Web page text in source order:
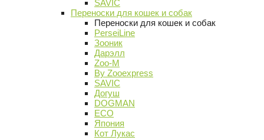
SAVIC
Переноски для кошек и собак
Переноски для кошек и собак
PerseiLine
Зооник
Дарэлл
Zoo-M
By Zooexpress
SAVIC
Догуш
DOGMAN
ECO
Япония
Кот Лукас